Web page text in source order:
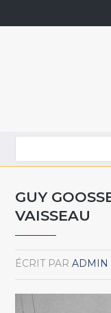
GUY
VAISSEAU
ÉCRIT PAR ADMIN